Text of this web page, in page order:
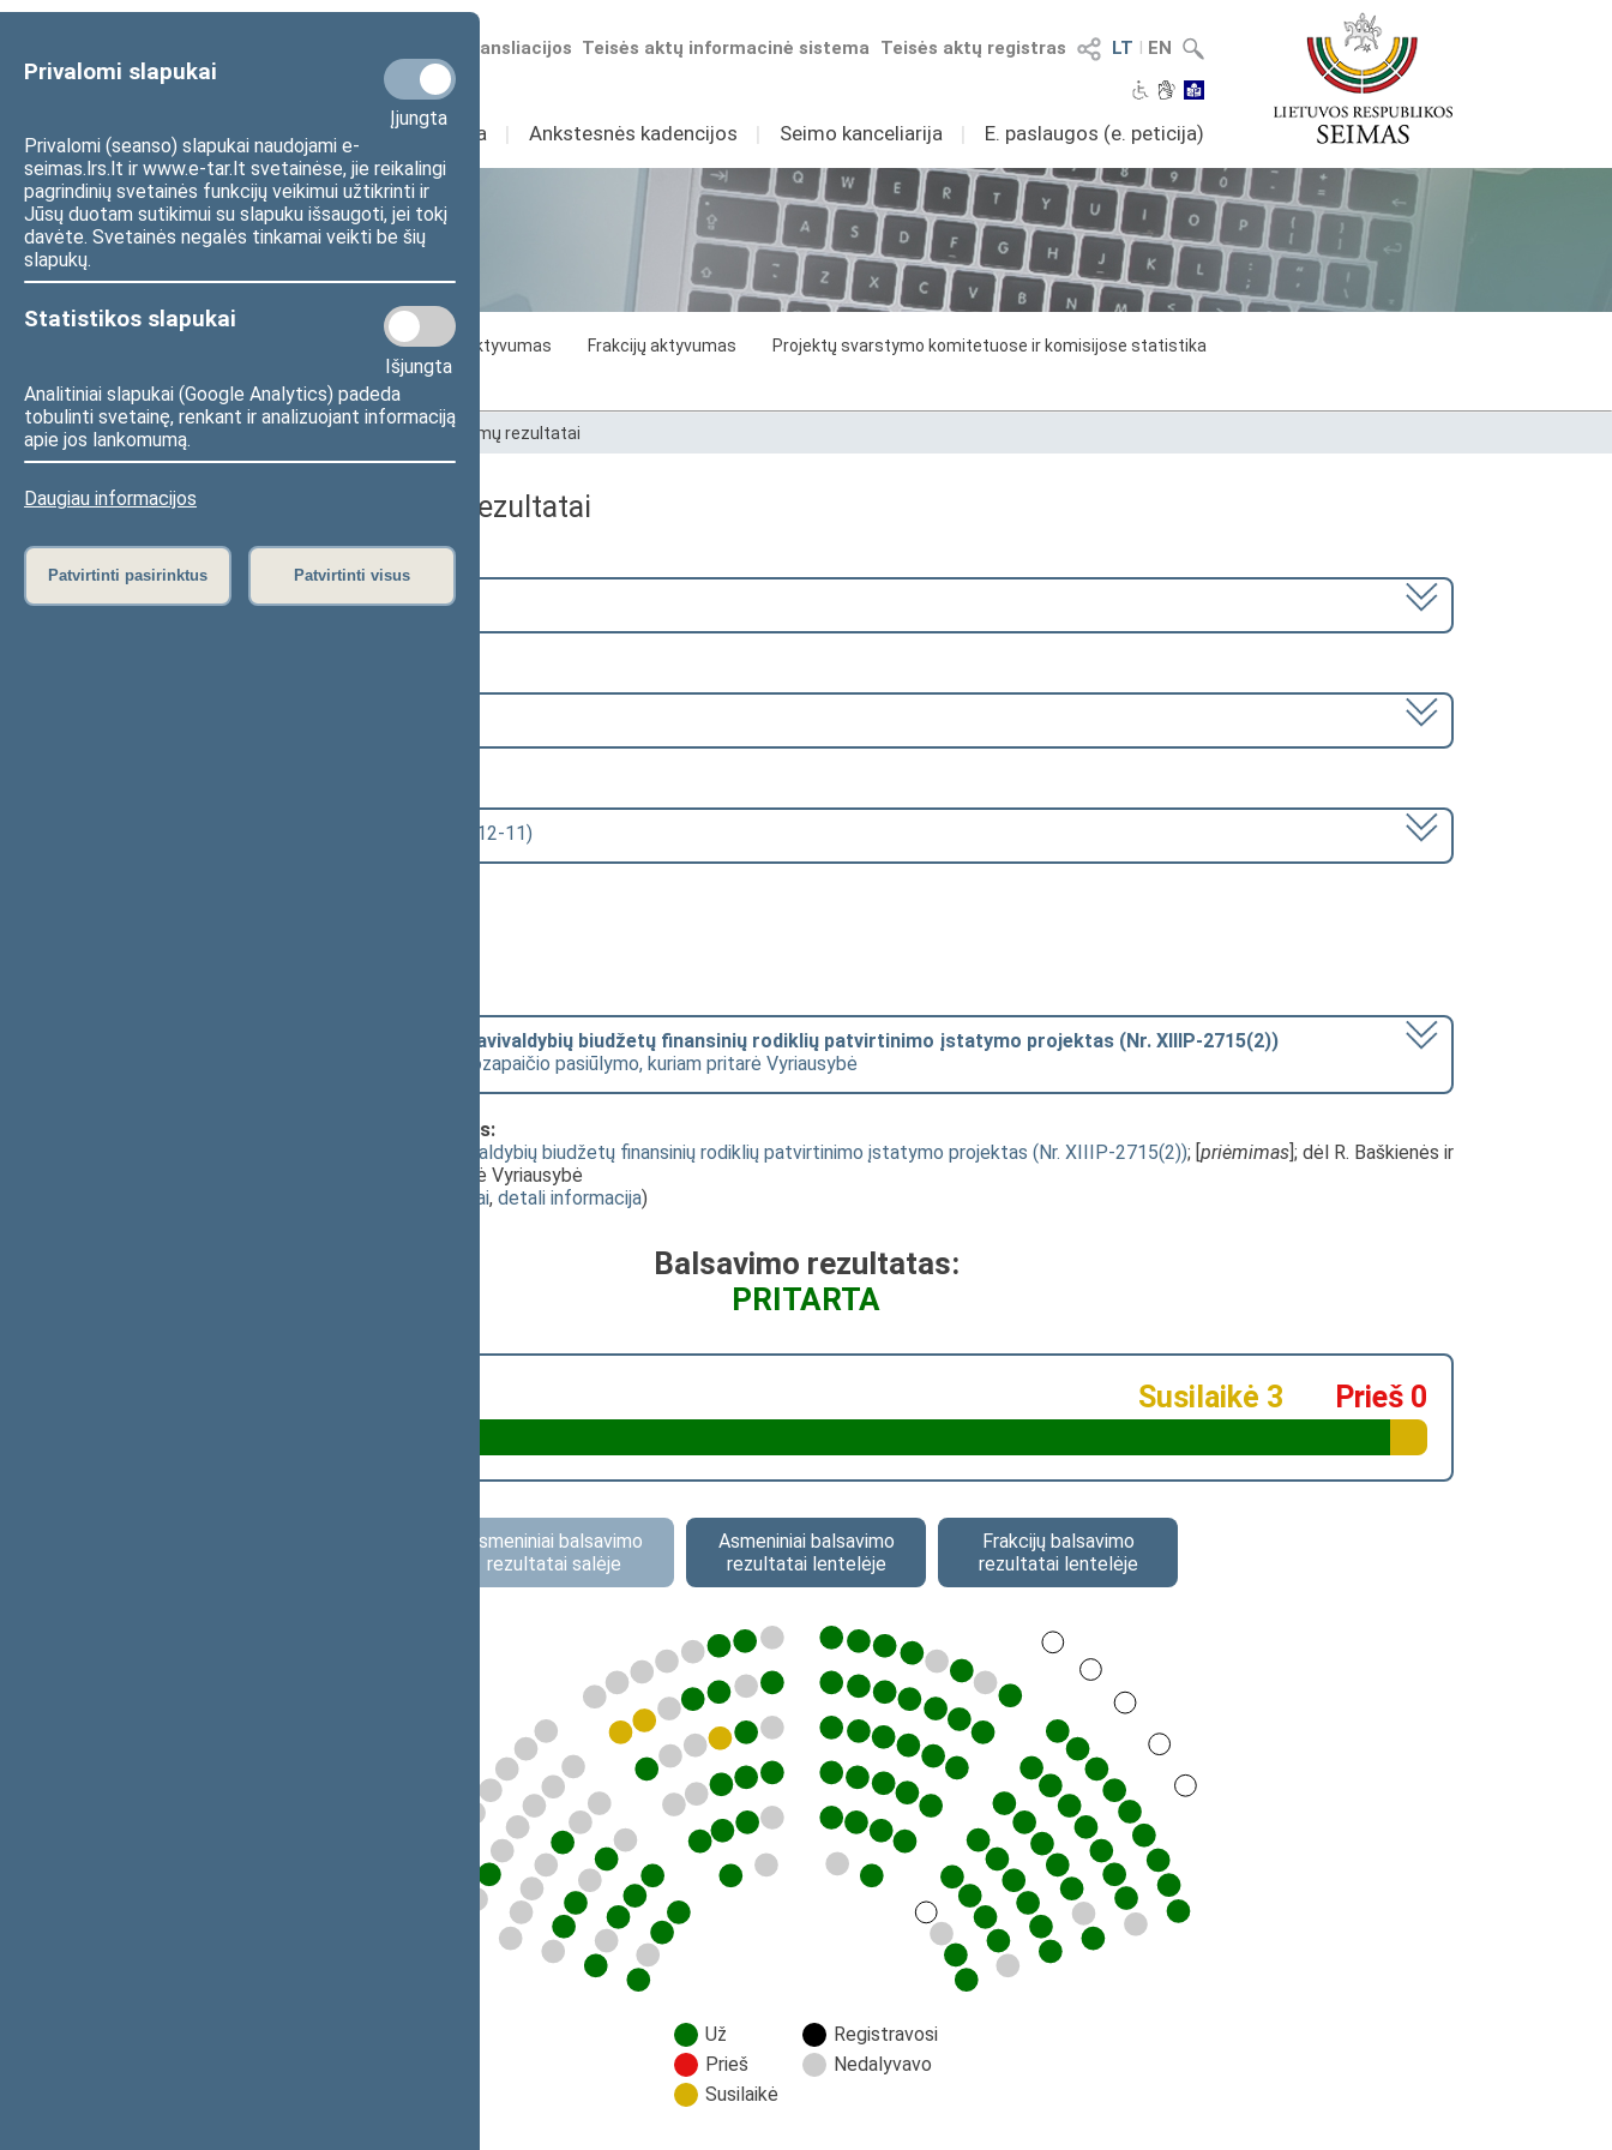
Privalomi slapukai
Įjungta
Privalomi (seanso) slapukai naudojami e-
seimas.lrs.lt ir www.e-tar.lt svetainėse, jie reikalingi
pagrindinių svetainės funkcijų veikimui užtikrinti ir
Jūsų duotam sutikimui su slapuku išsaugoti, jei tokį
davėte. Svetainės negalės tinkamai veikti be šių
slapukų.
Statistikos slapukai
Išjungta
Analitiniai slapukai (Google Analytics) padeda
tobulinti svetainę, renkant ir analizuojant informaciją
apie jos lankomumą.
Daugiau informacijos
Patvirtinti pasirinktus Patvirtinti visus
LT I EN
Teisės aktų registras
Teisės aktų informacinė sistema
Numatomos transliacijos
Sudėtis Veikla I Ankstesnės kadencijos I Seimo kanceliarija I E. paslaugos (e. peticija)
Statistika
Seimo narių aktyvumas Frakcijų aktyvumas
Projektų svarstymo komitetuose ir komisijose statistika
Seimo narių balsavimų rezultatai
Pradžia Seimo narių balsavimų rezultatai
Seimo narių balsavimų rezultatai
Pasirinkite kadenciją:
2016–2020 metų kadencija
Seimo rytinis posėdis Nr. 244 (2018-12-11)
2019 metų valstybės biudžeto ir savivaldybių biudžetų finansinių rodiklių patvirtinimo įstatymo projektas (Nr. XIIIP-2715(2))
] dėl R. Baškienės ir V. Juozapaičio pasiūlymo, kuriam pritarė Vyriausybė
Klausimas, dėl kurio vyko balsavimas:
2019 metų valstybės biudžeto ir savivaldybių biudžetų finansinių rodiklių patvirtinimo įstatymo projektas (Nr. XIIIP-2715(2)); [priėmimas]; dėl R. Baškienės ir
V. Juozapaičio pasiūlymo, kuriam pritarė Vyriausybė
susiję dokumentai, detali informacija)
Balsavimo rezultatas:
PRITARTA
Prieš 0
Susilaikė 3
Asmeniniai balsavimo
rezultatai salėje
Asmeniniai balsavimo
rezultatai lentelėje
Frakcijų balsavimo
rezultatai lentelėje
Už
Prieš
Susilaikė
Registravosi
Nedalyvavo